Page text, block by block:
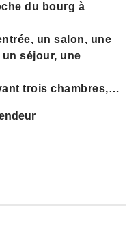
du bourg à
un salon, une
séjour, une
trois chambres,
sol
: 52 Kg